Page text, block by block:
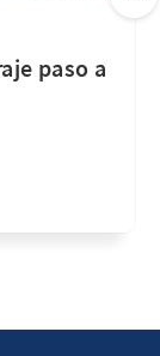
paso a